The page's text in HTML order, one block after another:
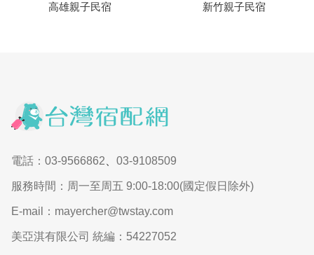
高雄親子民宿
新竹親子民宿
電話：03-9566862 03-9108509
服務時間：周一至周五 9:00-18:00(國定假日除外)
E-mail：mayercher@twstay.com
美亞淇有限公司 統編：54227052